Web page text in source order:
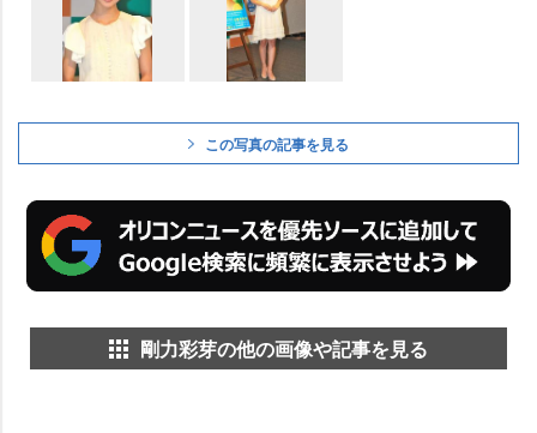
この写真の記事を見る
剛力彩芽の他の画像や記事を見る